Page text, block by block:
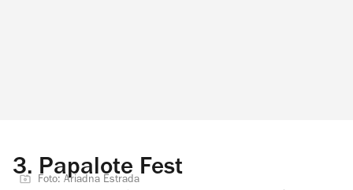
3. Papalote Fest
Foto: Ariadna Estrada